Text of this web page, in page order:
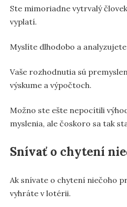
Ste mimoriadne vytrvalý
vyplatí.
Myslíte dlhodobo a
Vaše rozhodnutia sú
výskume a výpočtoch.
Možno ste ešte nepocítili
myslenia, ale čoskoro sa tak
Snívať o chytení
Ak snívate o chytení niečoho
vyhráte v lotérii.